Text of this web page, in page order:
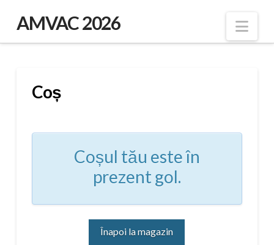
AMVAC 2026
Coș
Coșul tău este în
prezent gol.
Înapoi la magazin